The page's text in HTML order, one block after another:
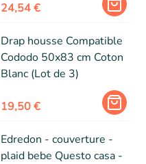
24,54 €
Drap housse Compatible
Cododo 50x83 cm Coton
Blanc (Lot de 3)
19,50 €
Edredon - couverture -
plaid bebe Questo casa -